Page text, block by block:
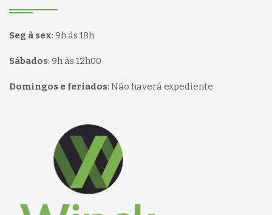
Seg à sex: 9h às 18h
Sábados: 9h às 12h00
Domingos e feriados: Não haverá expediente
Página inicial